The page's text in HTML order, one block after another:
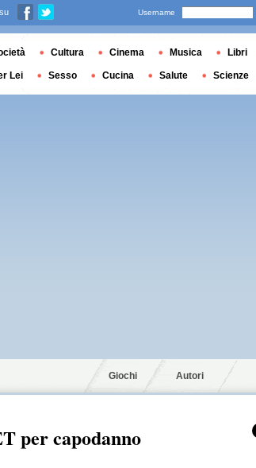
Giochi Autori
per capodanno
Username
Cultura Cinema Musica Libri
Lei Sesso Cucina Salute Scienze